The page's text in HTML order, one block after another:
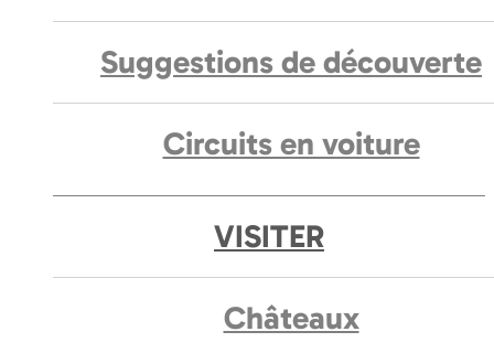
Suggestions de découverte
Circuits en voiture
VISITER
Châteaux